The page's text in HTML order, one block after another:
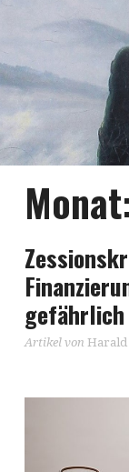
Artikel von Harald